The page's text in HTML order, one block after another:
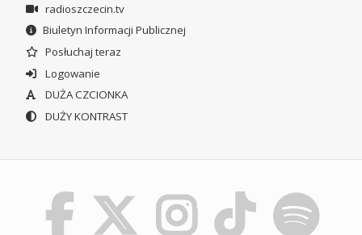
radioszczecin.tv
Biuletyn Informacji Publicznej
Posłuchaj teraz
Logowanie
DUŻA CZCIONKA
DUŻY KONTRAST